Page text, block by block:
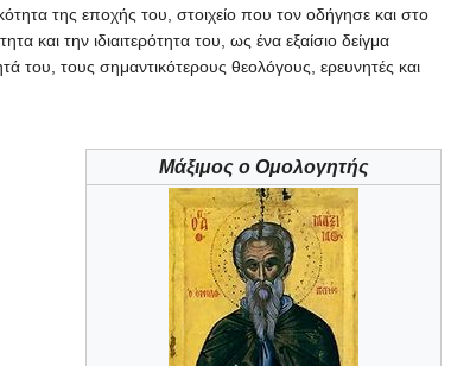
της εποχής του, στοιχείο που τον οδήγησε και στο
και την ιδιαιτερότητα του, ως ένα εξαίσιο δείγμα
του, τους σημαντικότερους θεολόγους, ερευνητές και
Μάξιμος ο Ομολογητής